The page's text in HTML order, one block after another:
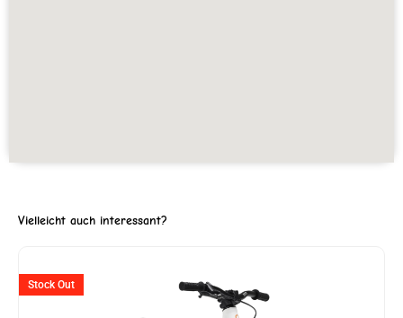
Vielleicht auch interessant?
Stock Out
Preis